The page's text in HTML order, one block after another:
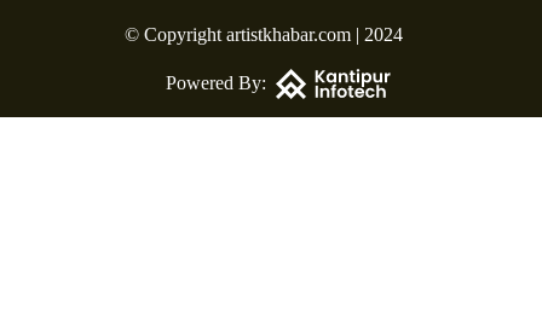
© Copyright artistkhabar.com | 2024
Powered By: